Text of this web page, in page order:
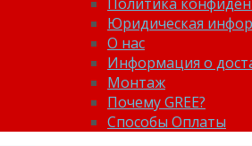
Юридическая
О нас
Информация о
Монтаж
Почему GREE?
Способы Оплаты